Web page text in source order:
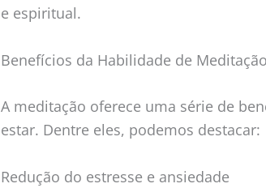
e espiritual.
Benefícios da Habilidade de Meditação
A meditação oferece uma série de
estar. Dentre eles, podemos destacar:
Redução do estresse e ansiedade